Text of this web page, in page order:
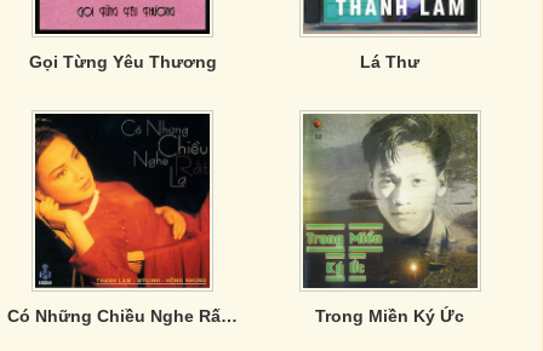
Gọi Từng Yêu Thương Lá Thư
Có Những Chiều Nghe Rất Lạ Trong Miền Ký Ức